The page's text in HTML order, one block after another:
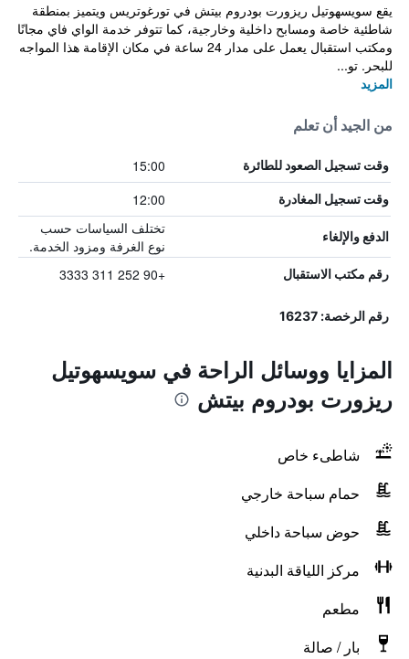
يقع سويسهوتيل ريزورت بودروم بيتش في تورغوتريس ويتميز بمنطقة
شاطئية خاصة ومسابح داخلية وخارجية، كما تتوفر خدمة الواي فاي مجانًا
ومكتب استقبال يعمل على مدار 24 ساعة في مكان الإقامة هذا المواجه
للبحر. تو...
المزيد
من الجيد أن تعلم
وقت تسجيل الصعود للطائرة 15:00
وقت تسجيل المغادرة 12:00
الدفع والإلغاء
تختلف السياسات حسب
نوع الغرفة ومزود الخدمة.
رقم مكتب الاستقبال +90 252 311 3333
رقم الرخصة: 16237
المزايا ووسائل الراحة في سويسهوتيل
ريزورت بودروم بيتش
شاطىء خاص
حمام سباحة خارجي
حوض سباحة داخلي
مركز اللياقة البدنية
مطعم
بار / صالة